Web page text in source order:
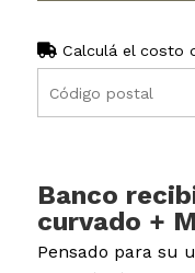
Calculá el costo
Banco
curvado +
Pensado para su